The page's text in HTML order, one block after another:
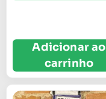
Adicionar ao
carrinho